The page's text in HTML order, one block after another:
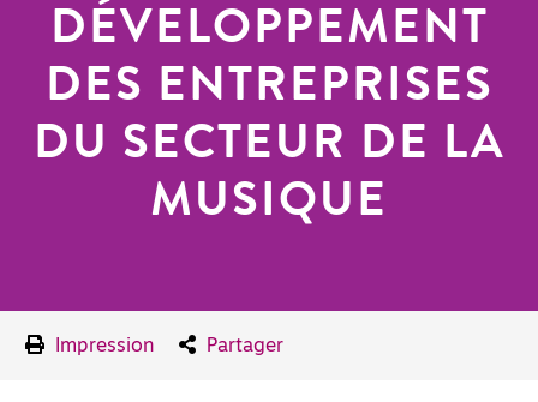
DÉVELOPPEMENT
DES ENTREPRISES
DU SECTEUR DE LA
MUSIQUE
Impression Partager